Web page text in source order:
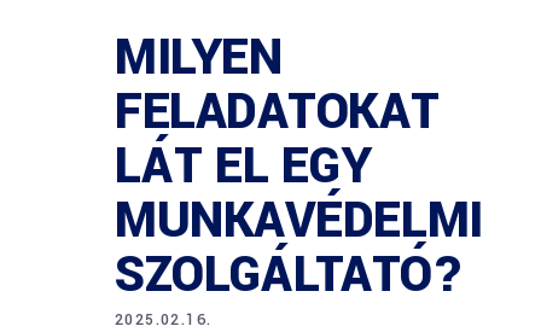
MILYEN
FELADATOKAT
LÁT EL EGY
MUNKAVÉDELMI
SZOLGÁLTATÓ?
2025.02.16.